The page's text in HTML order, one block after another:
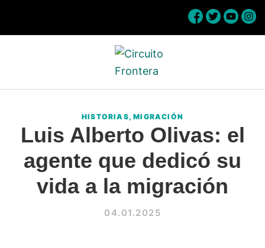
Circuito
Conéctate
la
frontera
HISTORIAS,MIGRACIÓN
Luis Alberto Olivas: el
agente que dedicó su
vida a la migración
04.01.2025